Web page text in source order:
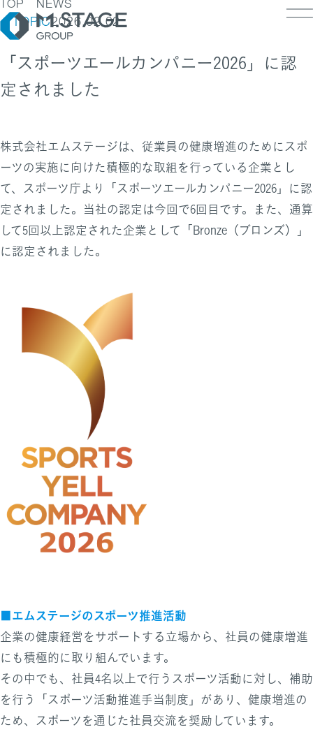
TOP
ビーイング
材
継M&A
TOP / グループ代表挨拶・会社概
プ企業一覧・事業拠点
見るエムステージグループ
ナビリティ
TOP
ッセージ
TOP NEWS
TOPIC 2026.02.02
「スポーツエールカンパニー2026」に認
定されました
株式会社エムステージは、従業員の健康増進のためにスポ
ーツの実施に向けた積極的な取組を行っている企業とし
て、スポーツ庁より「スポーツエールカンパニー2026」に認
定されました。当社の認定は今回で6回目です。また、通算
して5回以上認定された企業として「Bronze（ブロンズ）」
に認定されました。
■エムステージのスポーツ推進活動
企業の健康経営をサポートする立場から、社員の健康増進
にも積極的に取り組んでいます。
その中でも、社員4名以上で行うスポーツ活動に対し、補助
を行う「スポーツ活動推進手当制度」があり、健康増進の
ため、スポーツを通じた社員交流を奨励しています。